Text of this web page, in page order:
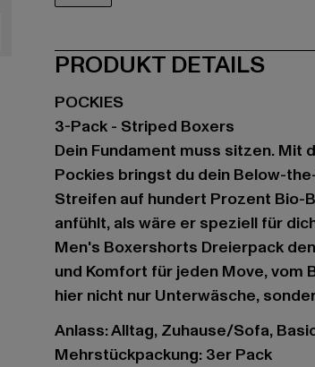
PRODUKT DETAILS
POCKIES
3-Pack - Striped Boxers
Dein Fundament muss sitzen. Mit
Pockies bringst du dein Below-
Streifen auf hundert Prozent Bio-
anfühlt, als wäre er speziell für
Men's Boxershorts Dreierpack
und Komfort für jeden Move, vom
hier nicht nur Unterwäsche,
Anlass: Alltag, Zuhause/Sofa,
Mehrstückpackung: 3er Pack